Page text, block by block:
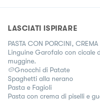
LASCIATI ISPIRARE
PASTA CON PORCINI,
Linguine Garofalo con cicale
muggine.
🥔Gnocchi di Patate
Spaghetti alla nerano
Pasta e Fagioli
Pasta con crema di piselli e